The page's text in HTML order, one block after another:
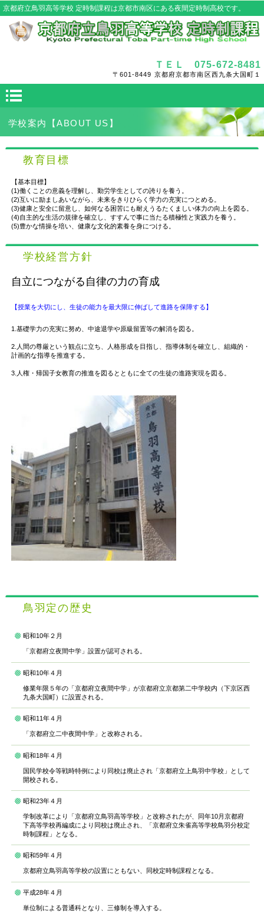
京都府立鳥羽高等学校 定時制課程は京都市南区にある夜間定時制高校です。
ＴＥＬ 075-672-8481
〒601-8449 京都府京都市南区西九条大国町１
学校案内【ABOUT US】
教育目標
【基本目標】
(1)働くことの意義を理解し、勤労学生としての誇りを養う。
(2)互いに励ましあいながら、未来をきりひらく学力の充実につとめる。
(3)健康と安全に留意し、如何なる困苦にも耐えうるたくましい体力の向上を図る。
(4)自主的な生活の規律を確立し、すすんで事に当たる積極性と実践力を養う。
(5)豊かな情操を培い、健康な文化的素養を身につける。
学校経営方針
自立につながる自律の力の育成
【授業を大切にし、生徒の能力を最大限に伸ばして進路を保障する】
1.基礎学力の充実に努め、中途退学や原級留置等の解消を図る。
2.人間の尊厳という観点に立ち、人格形成を目指し、指導体制を確立し、組織的・
計画的な指導を推進する。
3.人権・帰国子女教育の推進を図るとともに全ての生徒の進路実現を図る。
鳥羽定の歴史
昭和10年２月
「京都府立夜間中学」設置が認可される。
昭和10年４月
修業年限５年の「京都府立夜間中学」が京都府立京都第二中学校内（下京区西
九条大国町）に設置される。
昭和11年４月
「京都府立二中夜間中学」と改称される。
昭和18年４月
国民学校令等戦時特例により同校は廃止され「京都府立上鳥羽中学校」として
開校される。
昭和23年４月
学制改革により「京都府立鳥羽高等学校」と改称されたが、同年10月京都府
下高等学校再編成により同校は廃止され、「京都府立朱雀高等学校鳥羽分校定
時制課程」となる。
昭和59年４月
京都府立鳥羽高等学校の設置にともない、同校定時制課程となる。
平成28年４月
単位制による普通科となり、三修制を導入する。